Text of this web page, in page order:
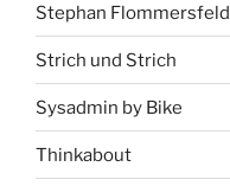
Stephan Flommersfeld
Strich und Strich
Sysadmin by Bike
Thinkabout